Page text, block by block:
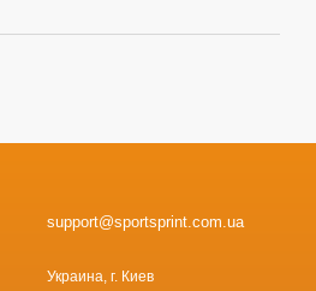
support@sportsprint.com.ua
Украина, г. Киев